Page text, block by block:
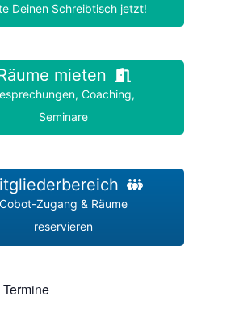
Deinen Schreibtisch jetzt!
mieten
Coaching,
Seminare
Cobot-Zugang & Räume
reservieren